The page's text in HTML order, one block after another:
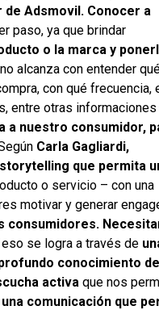
de Adsmovil. Conocer a
paso, ya que brindar
o la marca y
alcanza con entender
con qué frecuencia,
entre otras informaciones
a nuestro consumidor,
Carla Gagliardi,
que permita
o servicio – con una
motivar y generar
consumidores.
eso se logra a través de
conocimiento de
activa que nos
comunicación que